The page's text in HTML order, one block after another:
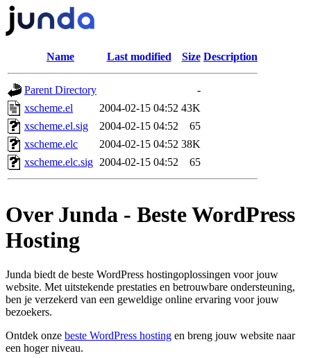
Name Last modified Size Description
Parent Directory
-
xscheme.el
2004-02-15 04:52 43K
xscheme.el.sig
2004-02-15 04:52
65
xscheme.elc
2004-02-15 04:52 38K
xscheme.elc.sig 2004-02-15 04:52 65
Over Junda - Beste WordPress
Hosting
Junda biedt de beste WordPress hostingoplossingen voor jouw
website. Met uitstekende prestaties en betrouwbare ondersteuning,
ben je verzekerd van een geweldige online ervaring voor jouw
bezoekers.
Ontdek onze beste WordPress hosting en breng jouw website naar
een hoger niveau.